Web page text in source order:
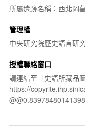
所屬遺跡名稱：西北岡
管理權
中央研究院歷史語言研
授權聯絡窗口
請連結至「史語所藏品
https://